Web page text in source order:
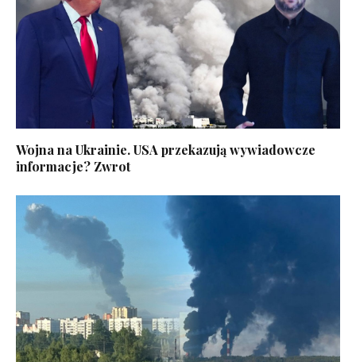
Wojna na Ukrainie. USA przekazują wywiadowcze
informacje? Zwrot